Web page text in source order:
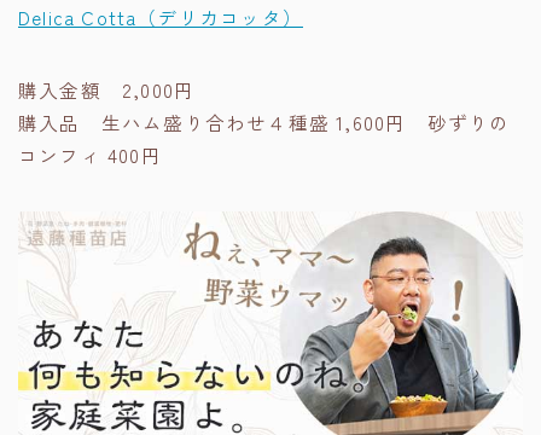
Delica Cotta（デリカコッタ）
購入金額 2,000円
購入品 生ハム盛り合わせ４種盛 1,600円 砂ずりの
コンフィ 400円